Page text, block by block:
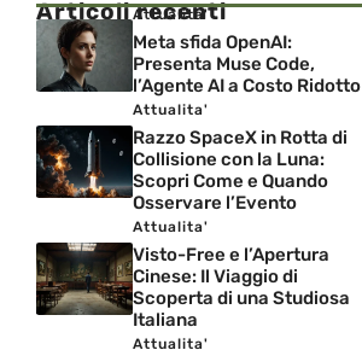
Articoli recenti
Attualita'
Meta sfida OpenAI:
Presenta Muse Code,
l’Agente AI a Costo Ridotto
Attualita'
Razzo SpaceX in Rotta di
Collisione con la Luna:
Scopri Come e Quando
Osservare l’Evento
Attualita'
Visto-Free e l’Apertura
Cinese: Il Viaggio di
Scoperta di una Studiosa
Italiana
Attualita'